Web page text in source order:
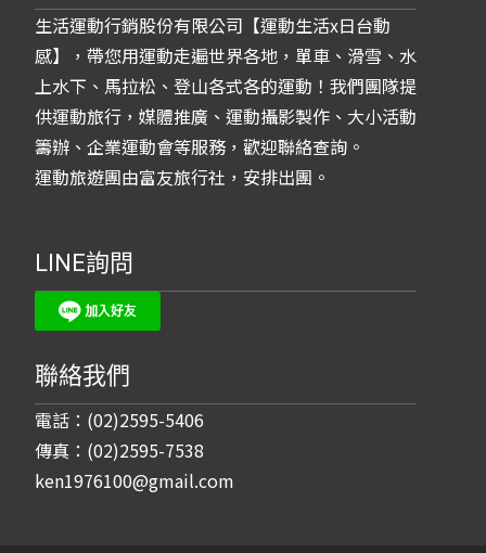
生活運動行銷股份有限公司【運動生活x日台動
感】，帶您用運動走遍世界各地，單車、滑雪、水
上水下、馬拉松、登山各式各的運動！我們團隊提
供運動旅行，媒體推廣、運動攝影製作、大小活動
籌辦、企業運動會等服務，歡迎聯絡查詢。
運動旅遊團由富友旅行社，安排出團。
LINE詢問
聯絡我們
電話：(02)2595-5406
傳真：(02)2595-7538
ken1976100@gmail.com